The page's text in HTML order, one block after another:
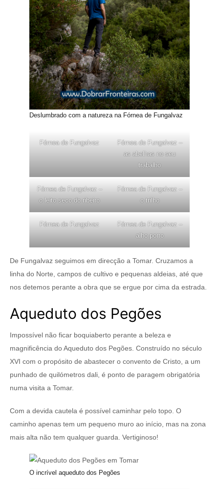
Deslumbrado com a natureza na Fórnea de Fungalvaz
Fórnea de Fungalvaz
Fórnea de Fungalvaz –
as abelhas no seu
trabalho
Fórnea de Fungalvaz –
o leito seco do ribeiro
Fórnea de Fungalvaz –
o trilho
Fórnea de Fungalvaz
Fórnea de Fungalvaz –
alho porro
De Fungalvaz seguimos em direcção a Tomar. Cruzamos a
linha do Norte, campos de cultivo e pequenas aldeias, até que
nos detemos perante a obra que se ergue por cima da estrada.
Aqueduto dos Pegões
Impossível não ficar boquiaberto perante a beleza e
magnificência do Aqueduto dos Pegões. Construído no século
XVI com o propósito de abastecer o convento de Cristo, a um
punhado de quilómetros dali, é ponto de paragem obrigatória
numa visita a Tomar.
Com a devida cautela é possível caminhar pelo topo. O
caminho apenas tem um pequeno muro ao início, mas na zona
mais alta não tem qualquer guarda. Vertiginoso!
O incrível aqueduto dos Pegões